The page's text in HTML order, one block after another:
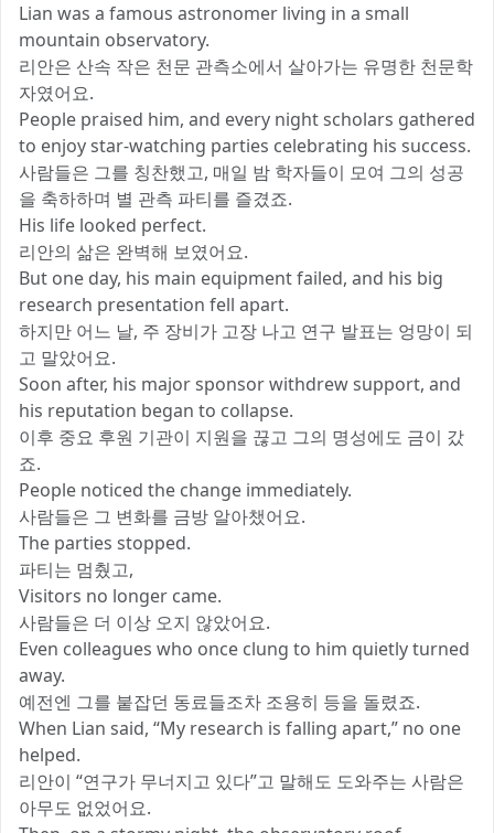
Lian was a famous astronomer living in a small
mountain observatory.
리안은 산속 작은 천문 관측소에서 살아가는 유명한 천문학
자였어요.
People praised him, and every night scholars gathered
to enjoy star-watching parties celebrating his success.
사람들은 그를 칭찬했고, 매일 밤 학자들이 모여 그의 성공
을 축하하며 별 관측 파티를 즐겼죠.
His life looked perfect.
리안의 삶은 완벽해 보였어요.
But one day, his main equipment failed, and his big
research presentation fell apart.
하지만 어느 날, 주 장비가 고장 나고 연구 발표는 엉망이 되
고 말았어요.
Soon after, his major sponsor withdrew support, and
his reputation began to collapse.
이후 중요 후원 기관이 지원을 끊고 그의 명성에도 금이 갔
죠.
People noticed the change immediately.
사람들은 그 변화를 금방 알아챘어요.
The parties stopped.
파티는 멈췄고,
Visitors no longer came.
사람들은 더 이상 오지 않았어요.
Even colleagues who once clung to him quietly turned
away.
예전엔 그를 붙잡던 동료들조차 조용히 등을 돌렸죠.
When Lian said, “My research is falling apart,” no one
helped.
리안이 “연구가 무너지고 있다”고 말해도 도와주는 사람은
아무도 없었어요.